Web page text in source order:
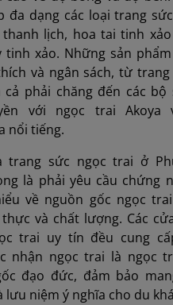
đa dạng các loại trang
lịch, hoa tai tinh
tinh xảo. Những sản
và ngân sách, từ
cả phải chăng đến các
với ngọc trai Akoya
nổi tiếng.
trang sức ngọc trai ở
là phải yêu cầu chứng
về nguồn gốc ngọc
và chất lượng. Các
trai uy tín đều cung
nhận ngọc trai là ngọc
đạo đức, đảm bảo
lưu niệm ý nghĩa cho du